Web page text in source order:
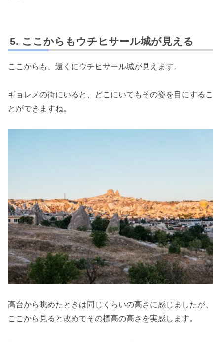
ここからもウチヒサール城が見える
ここからも、遠くにウチヒサール城が見えます。
ギョレメの街にいると、どこにいてもその姿を目にするこ
とができますね。
高台から眺めたときは同じくらいの高さに感じましたが、
ここから見ると改めてその標高の高さを実感します。